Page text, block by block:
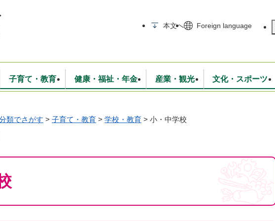
本文へ Foreign language
防災・行政無線 消防・救急
子育て・教育
保育 学校・教育
健康・福祉・年金
福祉 保険・年金
産業・観光
農林業 入札・契約
文化・スポーツ
文化
坂城町について 統計情報
類でさがす > 子育て・教育 > 学校・教育 > 小・中学校